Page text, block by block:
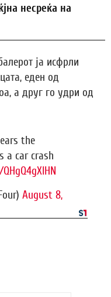
несреќа на
ја исфрли
еден од
а друг го удри од
the
a car crash
August 8,